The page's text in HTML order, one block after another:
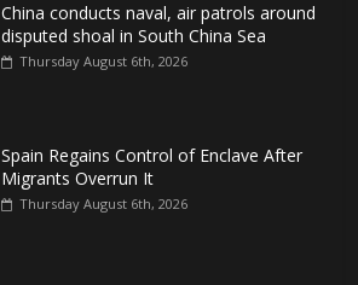
China conducts naval, air patrols around
disputed shoal in South China Sea
Thursday August 6th, 2026
Spain Regains Control of Enclave After
Migrants Overrun It
Thursday August 6th, 2026